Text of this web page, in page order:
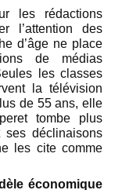
les rédactions
l’attention des
d’âge ne place
de médias
les classes
la télévision
de 55 ans, elle
tombe plus
ses déclinaisons
les cite comme
économique